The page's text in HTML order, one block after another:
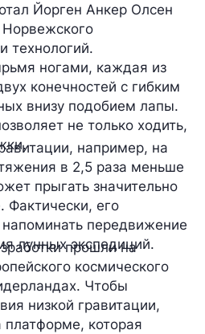
Йорген Анкер Олсен
технологий.
ногами, каждая из
конечностей с гибким
внизу подобием лапы.
не только ходить,
например, на
в 2,5 раза меньше
прыгать значительно
его
передвижение
лунных экспедиций.
прошли на
космического
Чтобы
низкой гравитации,
платформе, которая